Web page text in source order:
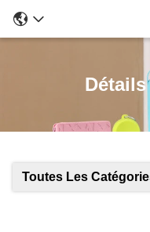
Toutes Les